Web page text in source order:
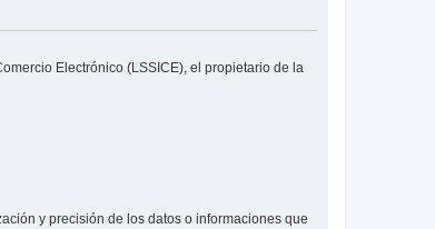
Electrónico (LSSICE), el propietario de la
y precisión de los datos o informaciones que